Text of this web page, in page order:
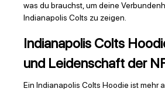
was du brauchst, um deine
Indianapolis Colts zu zeigen.
Indianapolis Colts
und Leidenschaft der
Ein Indianapolis Colts Hoodie ist mehr